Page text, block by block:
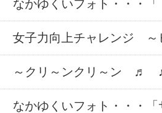
なかゆくいフォト・・
女子力向上チャレンジ ～
～クリ～ンクリ～ン ♬
なかゆくいフォト・・・「